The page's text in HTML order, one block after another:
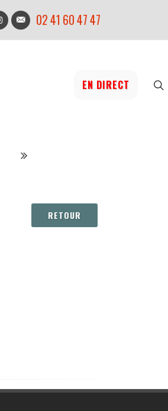
02 41 60 47 47
EN DIRECT
RETOUR